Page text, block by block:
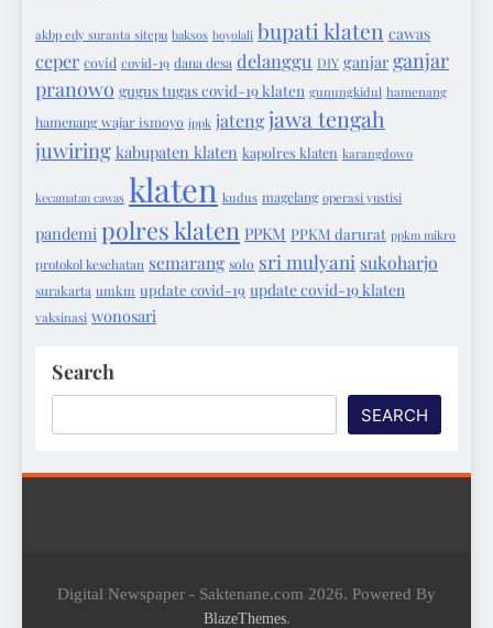
akbp edy suranta sitepu baksos boyolali bupati klaten cawas
ceper covid covid-19 dana desa delanggu DIY ganjar ganjar
pranowo gugus tugas covid-19 klaten gunungkidul hamenang
hamenang wajar ismoyo ippk jatengjawa tengah
juwiring kabupaten klaten kapolres klaten karangdowo
kecamatan cawas klaten kudus magelang operasi yustisi
pandemi polres klaten PPKM PPKM darurat ppkm mikro
protokol kesehatan semarang solo sri mulyani sukoharjo
surakarta umkm update covid-19 update covid-19 klaten
vaksinasi wonosari
Search
SEARCH
Digital Newspaper - Saktenane.com 2026. Powered By
BlazeThemes.